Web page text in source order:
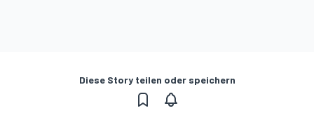
Diese Story teilen oder speichern